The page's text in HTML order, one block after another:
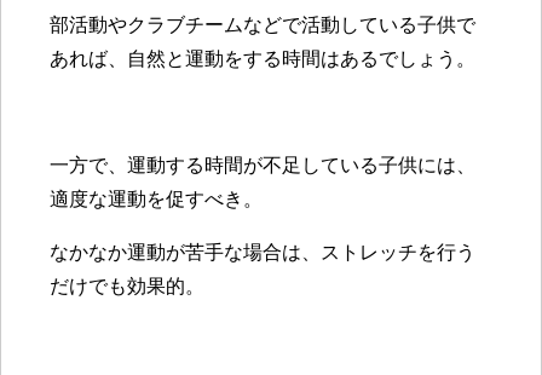
部活動やクラブチームなどで活動している子供で
あれば、自然と運動をする時間はあるでしょう。
一方で、運動する時間が不足している子供には、
適度な運動を促すべき。
なかなか運動が苦手な場合は、ストレッチを行う
だけでも効果的。